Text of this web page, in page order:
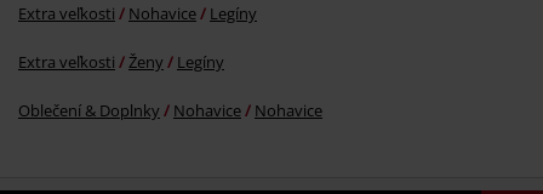
Extra veľkosti Nohavice Legíny
Extra veľkosti Ženy Legíny
Oblečení & Doplnky Nohavice Nohavice